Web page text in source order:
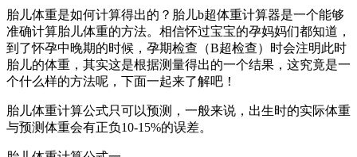
胎儿体重是如何计算得出的？胎儿b超体重计算器是一个能够
准确计算胎儿体重的方法。相信怀过宝宝的孕妈妈们都知道，
到了怀孕中晚期的时候，孕期检查（B超检查）时会注明此时
胎儿的体重，其实这是根据测量得出的一个结果，这究竟是一
个什么样的方法呢，下面一起来了解吧！
胎儿体重计算公式只可以预测，一般来说，出生时的实际体重
与预测体重会有正负10-15%的误差。